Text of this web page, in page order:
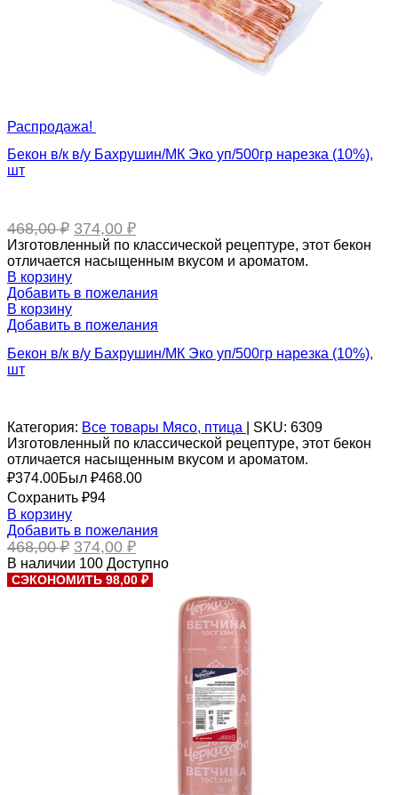
Распродажа!
Бекон в/к в/у Бахрушин/МК Эко уп/500гр нарезка (10%),
шт
468,00₽ Первоначальная
цена
составляла
374,00 ₽Текущая
цена:
374,00 ₽.
Изготовленный по классической рецептуре, этот бекон
отличается насыщенным вкусом и ароматом.
В корзину
Добавить в пожелания
В корзину
Добавить в пожелания
Бекон в/к в/у Бахрушин/МК Эко уп/500гр нарезка (10%),
шт
Категория: Все товары Мясо, птица SKU: 6309
Изготовленный по классической рецептуре, этот бекон
отличается насыщенным вкусом и ароматом.
₽374.00Был ₽468.00
Сохранить ₽94
В корзину
Добавить в пожелания
468,00₽ Первоначальная
цена
составляла
374,00 ₽Текущая
цена:
374,00 ₽.
В наличии 100 Доступно
СЭКОНОМИТЬ 98,00 ₽